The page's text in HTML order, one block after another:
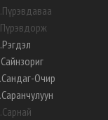
.Пүрэвдаваа
Пүрэвдорж
.Рэгдэл
Сайнзориг
Сандаг-Очир
.Саранчулуун
.Сарнай